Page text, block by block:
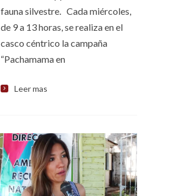
fauna silvestre. Cada miércoles,
de 9 a 13 horas, se realiza en el
casco céntrico la campaña
“Pachamama en
Leer mas